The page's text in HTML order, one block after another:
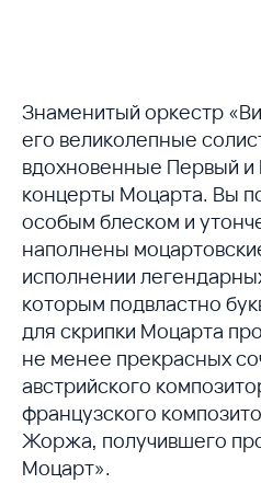
Знаменитый оркестр
его великолепные
вдохновенные Первый и
концерты Моцарта. Вы
особым блеском и
наполнены
исполнении
которым подвластно
для скрипки Моцарта
не менее прекрасных
австрийского
французского
Жоржа, получившего
Моцарт».